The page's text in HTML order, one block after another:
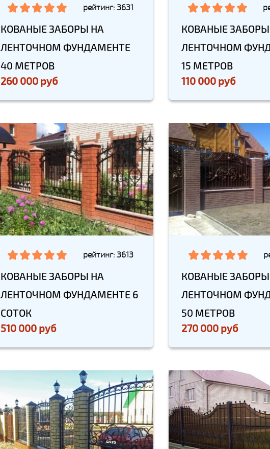
рейтинг: 3631
КОВАНЫЕ ЗАБОРЫ НА
ЛЕНТОЧНОМ ФУНДАМЕНТЕ
40 МЕТРОВ
260 000 руб
КОВАНЫЕ
ЛЕНТОЧНОМ
15 МЕТРОВ
110 000 руб
рейтинг: 3613
КОВАНЫЕ ЗАБОРЫ НА
ЛЕНТОЧНОМ ФУНДАМЕНТЕ 6
СОТОК
510 000 руб
КОВАНЫЕ
ЛЕНТОЧНОМ
50 МЕТРОВ
270 000 руб